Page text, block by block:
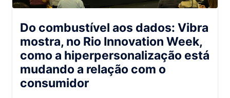
Do combustível aos dados: Vibra
mostra, no Rio Innovation Week,
como a hiperpersonalização está
mudando a relação com o
consumidor